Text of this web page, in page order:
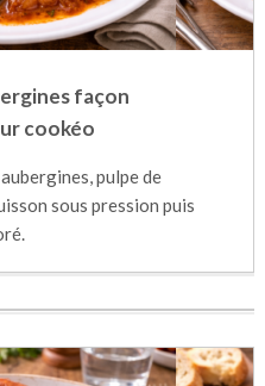
façon
cookéo
pulpe de
sous pression puis